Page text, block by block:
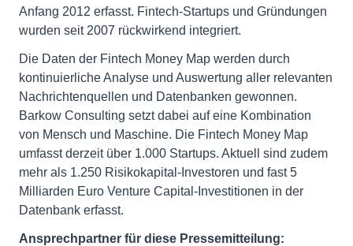
Anfang 2012 erfasst. Fintech-Startups und Gründungen
wurden seit 2007 rückwirkend integriert.
Die Daten der Fintech Money Map werden durch
kontinuierliche Analyse und Auswertung aller relevanten
Nachrichtenquellen und Datenbanken gewonnen.
Barkow Consulting setzt dabei auf eine Kombination
von Mensch und Maschine. Die Fintech Money Map
umfasst derzeit über 1.000 Startups. Aktuell sind zudem
mehr als 1.250 Risikokapital-Investoren und fast 5
Milliarden Euro Venture Capital-Investitionen in der
Datenbank erfasst.
Ansprechpartner für diese Pressemitteilung: